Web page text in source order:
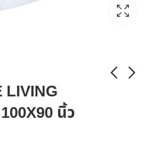
LIVING
นิ้ว